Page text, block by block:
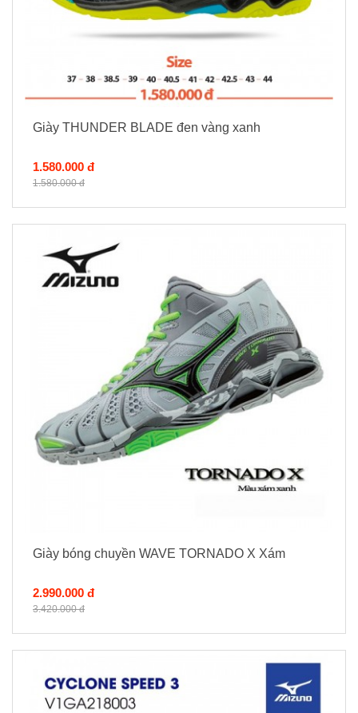
Giày THUNDER BLADE đen vàng xanh
1.580.000 đ
1.580.000 đ
Giày bóng chuyền WAVE TORNADO X Xám
2.990.000 đ
3.420.000 đ